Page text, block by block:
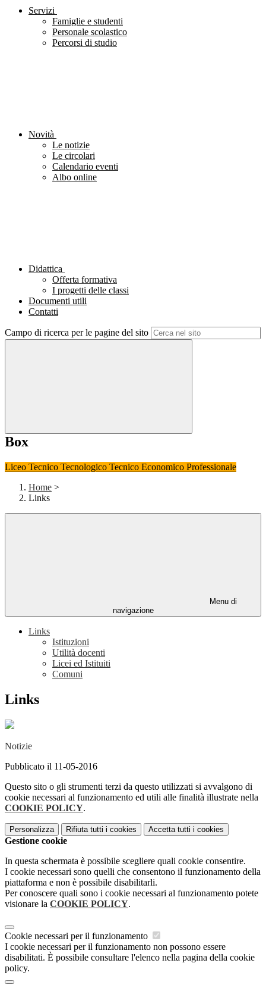
Servizi
Famiglie e studenti
Personale scolastico
Percorsi di studio
Novità
Le notizie
Le circolari
Calendario eventi
Albo online
Didattica
Offerta formativa
I progetti delle classi
Documenti utili
Contatti
Campo di ricerca per le pagine del sito
Box
Liceo Tecnico Tecnologico Tecnico Economico Professionale
Home >
Links
Menu di
navigazione
Links
Istituzioni
Utilità docenti
Licei ed Istituiti
Comuni
Links
Notizie
Pubblicato il 11-05-2016
Questo sito o gli strumenti terzi da questo utilizzati si avvalgono di
cookie necessari al funzionamento ed utili alle finalità illustrate nella
COOKIE POLICY.
Personalizza Rifiuta tutti i cookies Accetta tutti i cookies
Gestione cookie
In questa schermata è possibile scegliere quali cookie consentire.
I cookie necessari sono quelli che consentono il funzionamento della
piattaforma e non è possibile disabilitarli.
Per conoscere quali sono i cookie necessari al funzionamento potete
visionare la COOKIE POLICY.
Cookie necessari per il funzionamento
I cookie necessari per il funzionamento non possono essere
disabilitati. È possibile consultare l'elenco nella pagina della cookie
policy.